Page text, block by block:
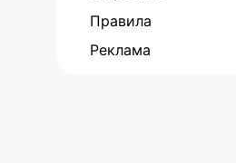
Правила
Реклама